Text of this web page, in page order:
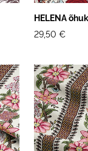
HELENA
29,50 €